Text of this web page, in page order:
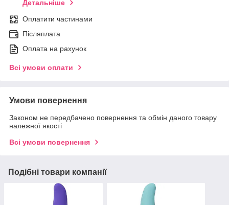
Детальніше
Оплатити частинами
Післяплата
Оплата на рахунок
Всі умови оплати
Умови повернення
Законом не передбачено повернення та обмін даного товару
належної якості
Всі умови повернення
Подібні товари компанії